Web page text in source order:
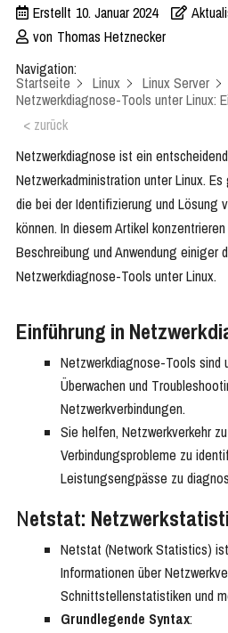
Erstellt 10. Januar 2024
von Thomas Hetznecker
Navigation:
Startseite Linux
Linux Server
Netzwerkdiagnose-Tools unter Linux:
< zurück
Netzwerkdiagnose ist ein
Netzwerkadministration unter Linux.
die bei der Identifizierung und Lösung
können. In diesem Artikel
Beschreibung und Anwendung einiger
Netzwerkdiagnose-Tools unter Linux.
Einführung in
Netzwerkdiagnose-Tools sind
Überwachen und
Netzwerkverbindungen.
Sie helfen, Netzwerkverkehr
Verbindungsprobleme zu
Leistungsengpässe zu
Netstat:
Netstat (Network Statistics)
Informationen über
Schnittstellenstatistiken und
Grundlegende Syntax: